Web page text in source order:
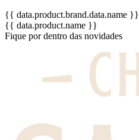
{{ data.product.brand.data.name }}
{{ data.product.name }}
Fique por dentro das novidades